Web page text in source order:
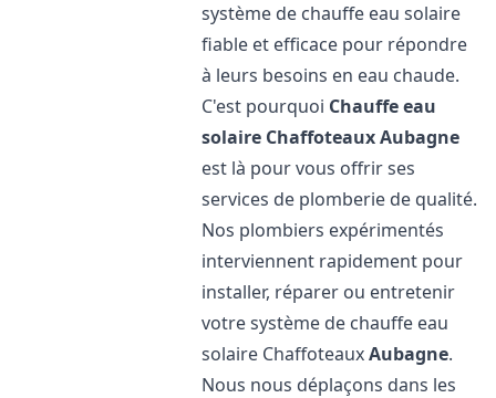
système de chauffe eau solaire
fiable et efficace pour répondre
à leurs besoins en eau chaude.
C'est pourquoi Chauffe eau
solaire ChaffoteauxAubagne
est là pour vous offrir ses
services de plomberie de qualité.
Nos plombiers expérimentés
interviennent rapidement pour
installer, réparer ou entretenir
votre système de chauffe eau
solaire ChaffoteauxAubagne.
Nous nous déplaçons dans les